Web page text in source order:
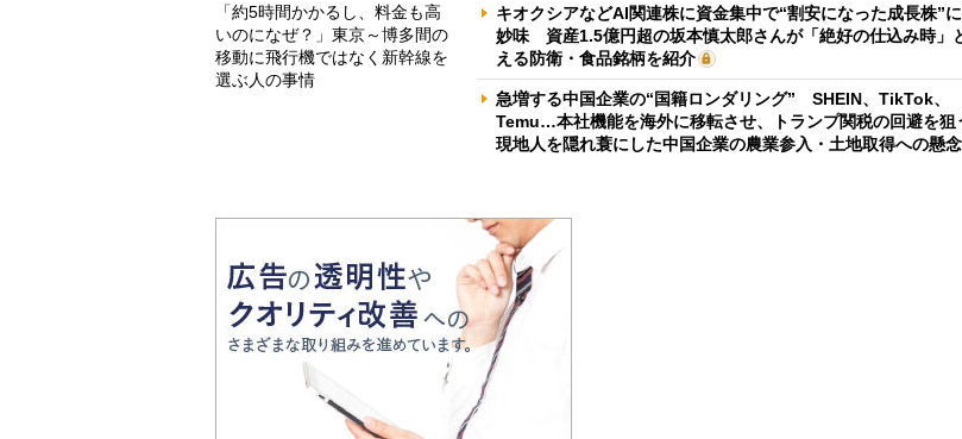
「約5時間かかるし、料金も高
いのになぜ？」東京～博多間の
移動に飛行機ではなく新幹線を
選ぶ人の事情
キオクシアなどAI関連株に資金集中で“割安になった成長株”
妙味 資産1.5億円超の坂本慎太郎さんが「絶好の仕込み時」
える防衛・食品銘柄を紹介
急増する中国企業の“国籍ロンダリング” SHEIN、TikTok、
Temu…本社機能を海外に移転させ、トランプ関税の回避を
現地人を隠れ蓑にした中国企業の農業参入・土地取得への懸